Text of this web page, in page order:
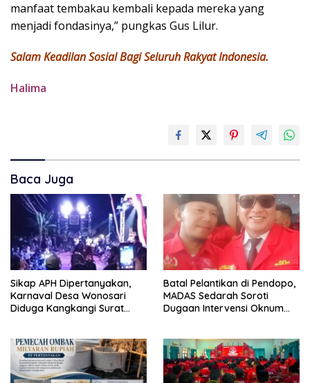
manfaat tembakau kembali kepada mereka yang
menjadi fondasinya,” pungkas Gus Lilur.
​Salam Keadilan Sosial Bagi Seluruh Rakyat Indonesia.
Halima
Baca Juga
Sikap APH Dipertanyakan,
Karnaval Desa Wonosari
Diduga Kangkangi Surat
Batal Pelantikan di Pendopo,
MADAS Sedarah Soroti
Dugaan Intervensi Oknum